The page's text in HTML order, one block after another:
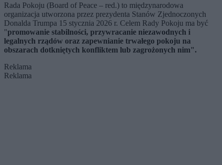
Rada Pokoju (Board of Peace – red.) to międzynarodowa
organizacja utworzona przez prezydenta Stanów Zjednoczonych
Donalda Trumpa 15 stycznia 2026 r. Celem Rady Pokoju ma być
"promowanie stabilności, przywracanie niezawodnych i
legalnych rządów oraz zapewnianie trwałego pokoju na
obszarach dotkniętych konfliktem lub zagrożonych nim".
Reklama
Reklama